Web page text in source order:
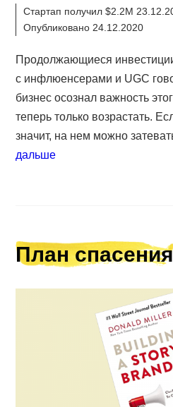
Стартап получил $2.2M
Опубликовано 24.12.2020
Продолжающиеся
с инфлюенсерами и UGC
бизнес осознал важность
теперь только возрастать.
значит, на нем можно
дальше
План спасения